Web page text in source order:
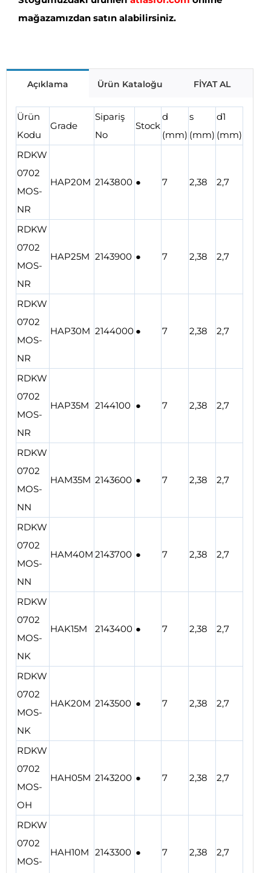
mağazamızdan satın alabilirsiniz.
Açıklama Ürün Kataloğu FİYAT AL
Ürün
Kodu
Grade
Sipariş
No
Stock
d
(mm)
s
(mm)
d1
(mm)
RDKW
0702
MOS-
NR
HAP20M 2143800 ● 7 2,38 2,7
RDKW
0702
MOS-
NR
HAP25M 2143900 ● 7 2,38 2,7
RDKW
0702
MOS-
NR
HAP30M 2144000 ● 7 2,38 2,7
RDKW
0702
MOS-
NR
HAP35M 2144100 ● 7 2,38 2,7
RDKW
0702
MOS-
NN
HAM35M 2143600 ● 7 2,38 2,7
RDKW
0702
MOS-
NN
HAM40M 2143700 ● 7 2,38 2,7
RDKW
0702
MOS-
NK
HAK15M 2143400 ● 7 2,38 2,7
RDKW
0702
MOS-
NK
HAK20M 2143500 ● 7 2,38 2,7
RDKW
0702
MOS-
OH
HAH05M 2143200 ● 7 2,38 2,7
RDKW
0702
MOS-
HAH10M 2143300 ● 7 2,38 2,7